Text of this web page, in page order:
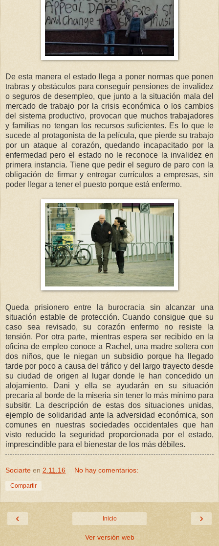
De esta manera el estado llega a poner normas que ponen
trabras y obstáculos para conseguir pensiones de invalidez
o seguros de desempleo, que junto a la situación mala del
mercado de trabajo por la crisis económica o los cambios
del sistema productivo, provocan que muchos trabajadores
y familias no tengan los recursos suficientes. Es lo que le
sucede al protagonista de la película, que pierde su trabajo
por un ataque al corazón, quedando incapacitado por la
enfermedad pero el estado no le reconoce la invalidez en
primera instancia. Tiene que pedir el seguro de paro con la
obligación de firmar y entregar currículos a empresas, sin
poder llegar a tener el puesto porque está enfermo.
Queda prisionero entre la burocracia sin alcanzar una
situación estable de protección. Cuando consigue que su
caso sea revisado, su corazón enfermo no resiste la
tensión. Por otra parte, mientras espera ser recibido en la
oficina de empleo conoce a Rachel, una madre soltera con
dos niños, que le niegan un subsidio porque ha llegado
tarde por poco a causa del tráfico y del largo trayecto desde
su ciudad de origen al lugar donde le han concedido un
alojamiento. Dani y ella se ayudarán en su situación
precaria al borde de la miseria sin tener lo más mínimo para
subsitir. La descripción de estas dos situaciones unidas,
ejemplo de solidaridad ante la adversidad económica, son
comunes en nuestras sociedades occidentales que han
visto reducido la seguridad proporcionada por el estado,
imprescindible para el bienestar de los más débiles.
Sociarte en 2.11.16 No hay comentarios:
Compartir
‹ ›
Inicio
Ver versión web